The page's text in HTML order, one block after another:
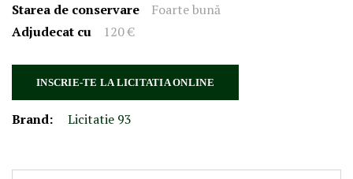
Starea de conservare
Foarte bună
Adjudecat cu
120 €
INSCRIE-TE LA LICITATIA ONLINE
Brand: Licitatie 93